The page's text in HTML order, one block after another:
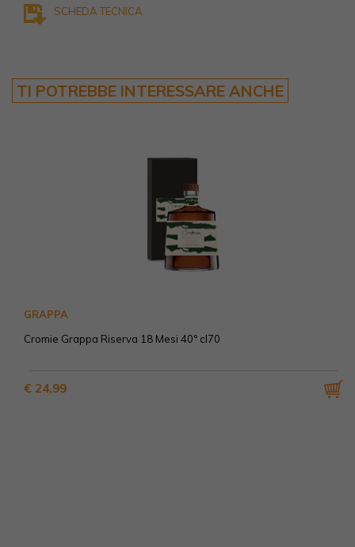
SCHEDA TECNICA
TI POTREBBE INTERESSARE ANCHE
GRAPPA
Cromie Grappa Riserva 18 Mesi 40° cl70
€ 24,99